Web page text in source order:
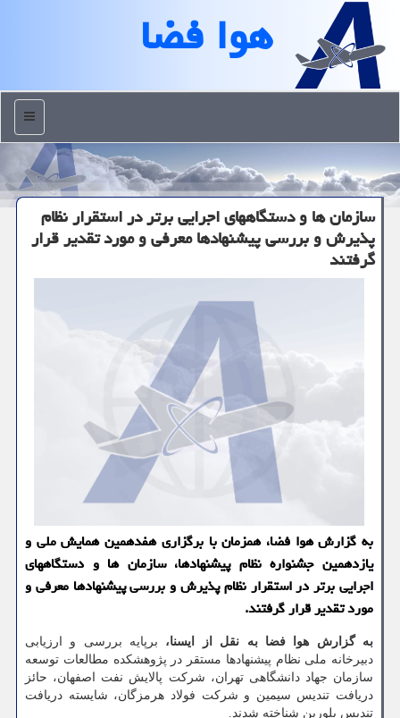
هوا فضا
منو
سازمان ها و دستگاههای اجرایی برتر در استقرار نظام
پذیرش و بررسی پیشنهادها معرفی و مورد تقدیر قرار
گرفتند
به گزارش هوا فضا، همزمان با برگزاری هفدهمین همایش ملی و
یازدهمین جشنواره نظام پیشنهادها، سازمان ها و دستگاههای
اجرایی برتر در استقرار نظام پذیرش و بررسی پیشنهادها معرفی و
مورد تقدیر قرار گرفتند.
به گزارش هوا فضا به نقل از ایسنا، برپایه بررسی و ارزیابی
دبیرخانه ملی نظام پیشنهادها مستقر در پژوهشکده مطالعات توسعه
سازمان جهاد دانشگاهی تهران، شرکت پالایش نفت اصفهان، حائز
دریافت تندیس سیمین و شرکت فولاد هرمزگان، شایسته دریافت
تندیس بلورین شناخته شدند.